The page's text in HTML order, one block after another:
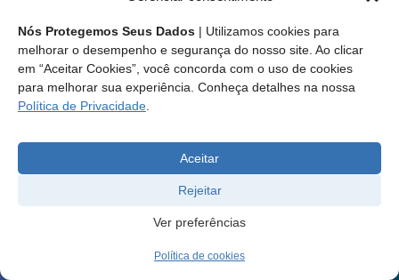
Nós Protegemos Seus Dados | Utilizamos cookies para
melhorar o desempenho e segurança do nosso site. Ao clicar
em “Aceitar Cookies”, você concorda com o uso de cookies
para melhorar sua experiência. Conheça detalhes na nossa
Política de Privacidade
Aceitar
Rejeitar
Ver preferências
Política de cookies